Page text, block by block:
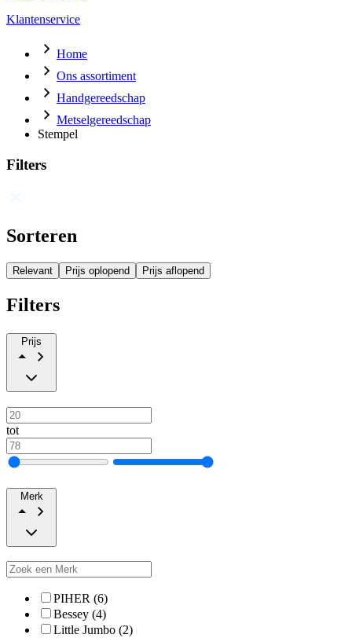
Klantenservice
Home
Ons assortiment
Handgereedschap
Metselgereedschap
Stempel
Filters
Sorteren
Relevant Prijs oplopend Prijs aflopend
Filters
Prijs
tot
Merk
PIHER (6)
Bessey (4)
Little Jumbo (2)